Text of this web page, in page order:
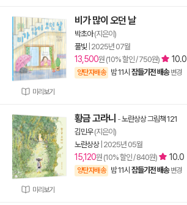
미리보기
비가 많이 오던 날
박초아(지은이)
풀빛 2025년 07월
13,500원 (10% 할인 / 750원) 10.0
양탄자배송 밤 11시 잠들기전 배송 변경
미리보기
황금 고라니 -노란상상 그림책 121
김민우(지은이)
노란상상| 2025년 05월
15,120원 (10% 할인 / 840원) 10.0
양탄자배송 밤 11시 잠들기전 배송 변경